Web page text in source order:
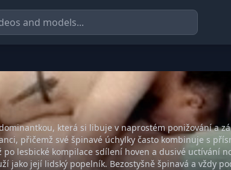
která si libuje v naprostém ponižování a
přičemž své špinavé úchylky často kombinuje s
lesbické kompilace sdílení hoven a dusivé uctívání
jako její lidský popelník. Bezostyšně špinavá a vždy